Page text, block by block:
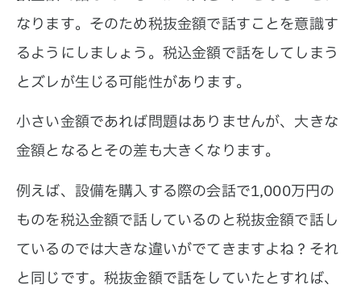
なります。そのため税抜金額で話すことを意識す
るようにしましょう。税込金額で話をしてしまう
とズレが生じる可能性があります。
小さい金額であれば問題はありませんが、大きな
金額となるとその差も大きくなります。
例えば、設備を購入する際の会話で1,000万円の
ものを税込金額で話しているのと税抜金額で話し
ているのでは大きな違いがでてきますよね？それ
と同じです。税抜金額で話をしていたとすれば、